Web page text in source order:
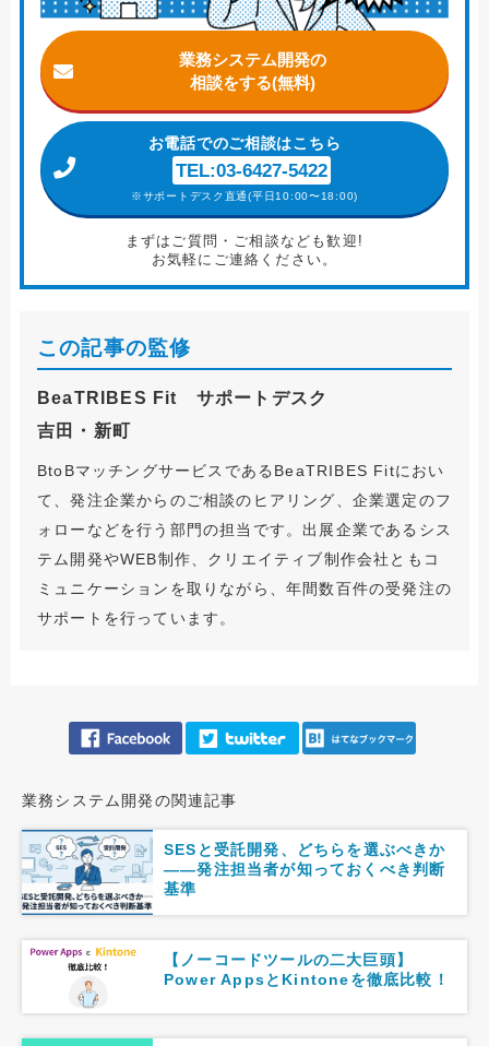
業務システム開発の
相談をする(無料)
お電話でのご相談はこちら
TEL:03-6427-5422
※サポートデスク直通(平日10:00〜18:00)
まずはご質問・ご相談なども歓迎!
お気軽にご連絡ください。
この記事の監修
BeaTRIBES Fit サポートデスク
吉田・新町
BtoBマッチングサービスであるBeaTRIBES Fitにおい
て、発注企業からのご相談のヒアリング、企業選定のフ
ォローなどを行う部門の担当です。出展企業であるシス
テム開発やWEB制作、クリエイティブ制作会社ともコ
ミュニケーションを取りながら、年間数百件の受発注の
サポートを行っています。
業務システム開発の関連記事
SESと受託開発、どちらを選ぶべきか
――発注担当者が知っておくべき判断
基準
【ノーコードツールの二大巨頭】
Power AppsとKintoneを徹底比較！